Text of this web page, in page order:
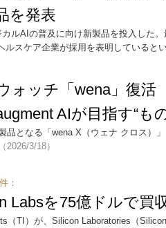
を発表
ルAIの普及に向け新製品を投入した
ルスケア企業が採用を表明していると
ォッチ「wena」復
AIが目指す“も
品となる「wena X（ウェナ クロス）
（2026/3/18）
：
Labsを75億ドルで買
（TI）が、Silicon Laboratories（